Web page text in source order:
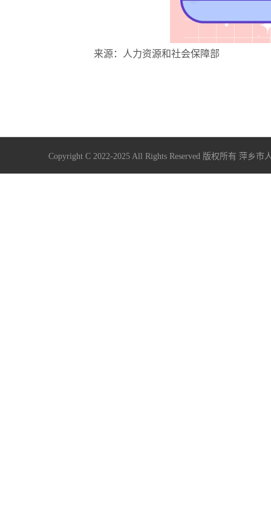
来源：人力资源和社会保障部
Copyright C 2022-2025 All Rights Reserved 版权所有 萍乡